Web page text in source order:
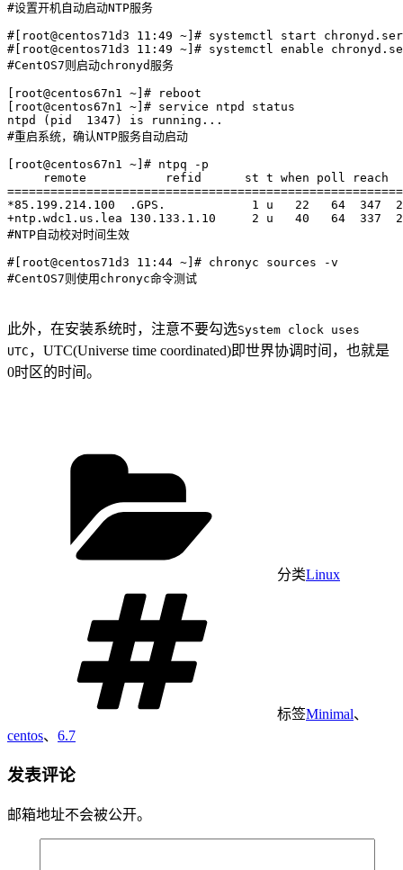
#设置开机自动启动NTP服务
#[root@centos71d3 11:49 ~]# systemctl start
#[root@centos71d3 11:49 ~]# systemctl enable
#CentOS7则启动chronyd服务
[root@centos67n1 ~]# reboot
[root@centos67n1 ~]# service ntpd status
ntpd (pid  1347) is running...
#重启系统，确认NTP服务自动启动
[root@centos67n1 ~]# ntpq -p
remote           refid      st t when poll reach
*85.199.214.100  .GPS.            1 u   22   64  347
+ntp.wdc1.us.lea 130.133.1.10     2 u   40   64  337
#NTP自动校对时间生效
#[root@centos71d3 11:44 ~]# chronyc sources -v
此外，在安装系统时，注意不要勾选System clock uses
UTC ，UTC(Universe time coordinated)即世界协调时间，也就是
0时区的时间。
分类Linux
标签Minimal、
centos、 6.7
发表评论
邮箱地址不会被公开。